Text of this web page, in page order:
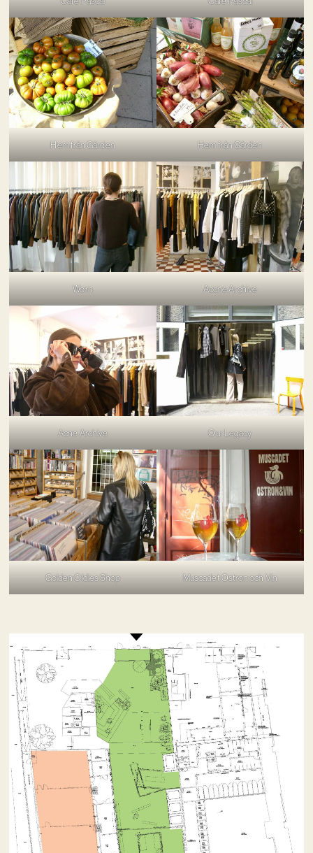
Hem från Gården Hem från Gården
Worn Accne Archive
Acne Archive Our Legacy
Golden Oldies Shop Muscadet Ostron och Vin